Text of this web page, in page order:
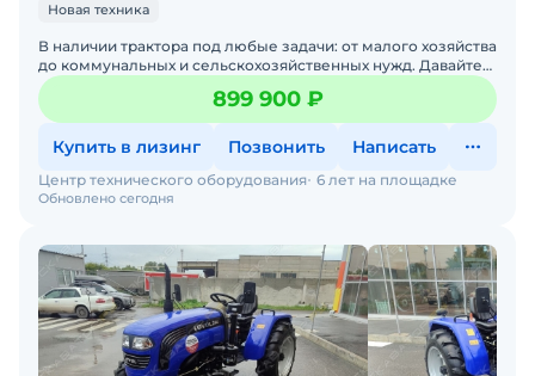
Новая техника
В наличии трактора под любые задачи: от малого хозяйства
до коммунальных и сельскохозяйственных нужд. Давайте
подберем трактор под ваши задачи — просто напиши
899 900 ₽
Купить в лизинг Позвонить Написать
Обновлено сегодня
Центр технического оборудования 6 лет на площадке